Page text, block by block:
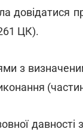
довідатися
ЦК).
з
давності